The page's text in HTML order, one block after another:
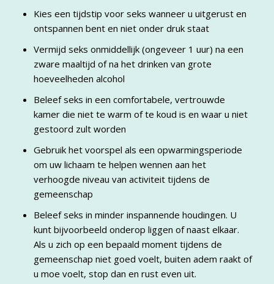
Kies een tijdstip voor seks wanneer u uitgerust en
ontspannen bent en niet onder druk staat
Vermijd seks onmiddellijk (ongeveer 1 uur) na een
zware maaltijd of na het drinken van grote
hoeveelheden alcohol
Beleef seks in een comfortabele, vertrouwde
kamer die niet te warm of te koud is en waar u niet
gestoord zult worden
Gebruik het voorspel als een opwarmingsperiode
om uw lichaam te helpen wennen aan het
verhoogde niveau van activiteit tijdens de
gemeenschap
Beleef seks in minder inspannende houdingen. U
kunt bijvoorbeeld onderop liggen of naast elkaar.
Als u zich op een bepaald moment tijdens de
gemeenschap niet goed voelt, buiten adem raakt of
u moe voelt, stop dan en rust even uit.